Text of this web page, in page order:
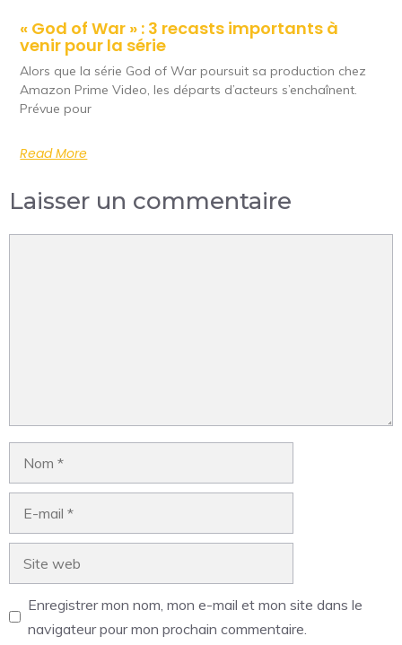
« God of War » : 3 recasts importants à
venir pour la série
Alors que la série God of War poursuit sa production chez
Amazon Prime Video, les départs d’acteurs s’enchaînent.
Prévue pour
Read More
Laisser un commentaire
Enregistrer mon nom, mon e-mail et mon site dans le
navigateur pour mon prochain commentaire.